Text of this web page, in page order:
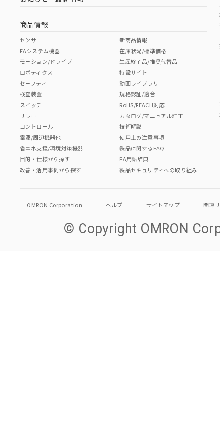
商品情報
センサ
FAシステム機器
モーション/ドライブ
ロボティクス
セーフティ
検査装置
スイッチ
リレー
コントロール
電源/周辺機器他
省エネ支援/環境対策機器
目的・仕様から探す
改善・活用事例から探す
新商品情報
在庫状況/標準価格
生産終了品/推奨代替品
特設サイト
動画ライブラリ
規格認証/適合
RoHS/REACH対応
カタログ/マニュアル訂正
技術解説
使用上の注意事項
製品に関するFAQ
FA用語辞典
製品セキュリティへの取り組み
OMRON Corporation ヘルプ サイトマップ 関連
© Copyright OMRON